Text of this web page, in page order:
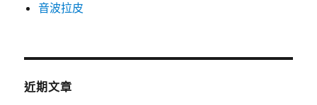
音波拉皮
近期文章